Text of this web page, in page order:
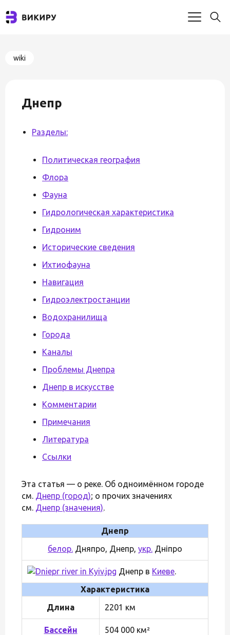
wiki
Днепр
Разделы:
Политическая география
Флора
Фауна
Гидрологическая характеристика
Гидроним
Исторические сведения
Ихтиофауна
Навигация
Гидроэлектростанции
Водохранилища
Города
Каналы
Проблемы Днепра
Днепр в искусстве
Комментарии
Примечания
Литература
Ссылки
Эта статья — о реке. Об одноимённом городе
см. Днепр (город); о прочих значениях
см. Днепр (значения).
Днепр
белор. Дняпро, Днепр, укр. Дніпро
Днепр в Киеве.
Характеристика
Длина
2201 км
Бассейн 504 000 км²